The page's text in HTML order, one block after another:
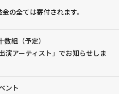
の全ては寄付されます。
数組（予定）
演アーティスト」でお知らせしま
ント